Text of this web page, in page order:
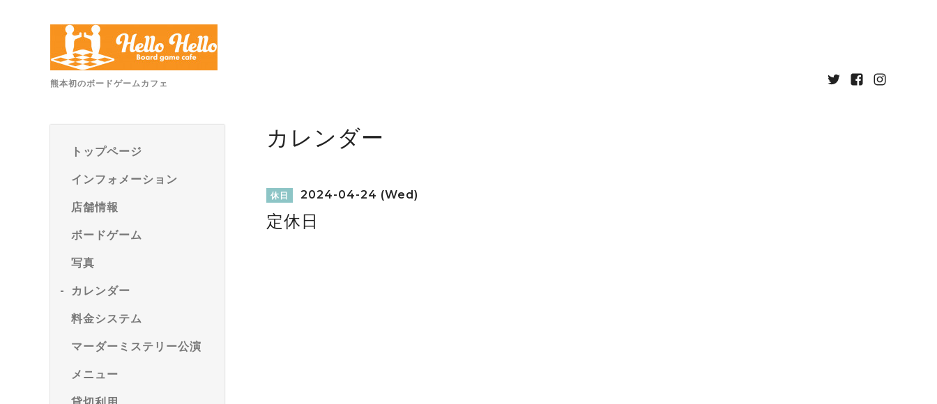
熊本初のボードゲームカフェ
トップページ
インフォメーション
店舗情報
ボードゲーム
写真
カレンダー
料金システム
マーダーミステリー公演
メニュー
カレンダー
休日 2024-04-24 (Wed)
定休日